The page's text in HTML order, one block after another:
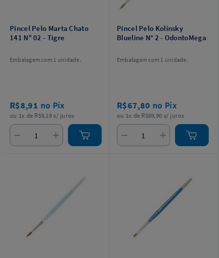
Pincel Pelo Marta Chato
141 Nº 02 - Tigre
Embalagem com 1 unidade.
R$8,91 no Pix
ou 1x de R$9,19 s/ juros
Pincel Pelo Kolinsky
Blueline N° 2 - OdontoMega
Embalagem com 1 unidade.
R$67,80 no Pix
ou 1x de R$69,90 s/ juros